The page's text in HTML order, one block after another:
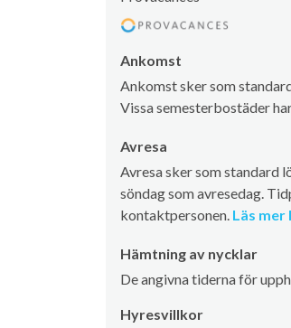
Ankomst
Ankomst sker som
Vissa semesterbostäder
Avresa
Avresa sker som standard
söndag som avresedag.
kontaktpersonen. Läs mer
Hämtning av nycklar
De angivna tiderna för
Hyresvillkor